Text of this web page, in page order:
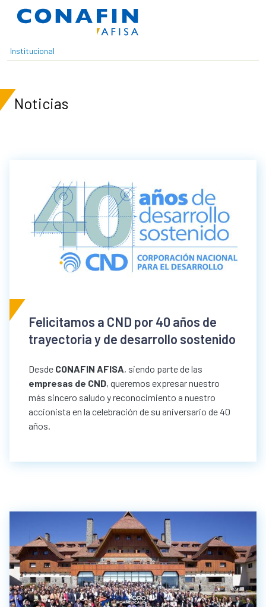
Pasar al contenido principal
Institucional
Noticias
Felicitamos a CND por 40 años de
trayectoria y de desarrollo sostenido
Desde CONAFIN AFISA, siendo parte de las
empresas de CND, queremos expresar nuestro
más sincero saludo y reconocimiento a nuestro
accionista en la celebración de su aniversario de 40
años.